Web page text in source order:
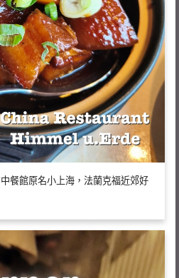
餐館原名小上海，法蘭克福近郊好